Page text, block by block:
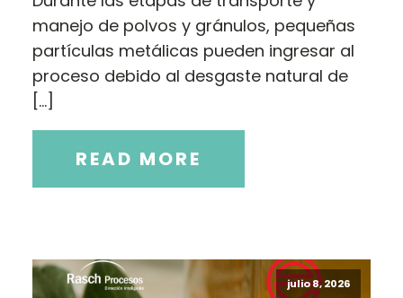
manejo de polvos y gránulos, pequeñas
partículas metálicas pueden ingresar al
proceso debido al desgaste natural de
[…]
READ MORE
julio 8, 2026